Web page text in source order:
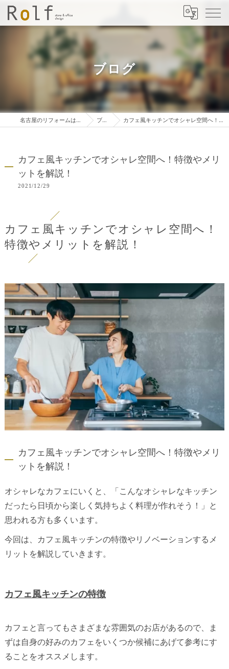
ブログ
名古屋のリフォームは株式会社ロルフ ブログ カフェ風キッチンでオシャレ空間へ！特徴やメリットを解説！
カフェ風キッチンでオシャレ空間へ！特徴やメリ
ットを解説！
2021/12/29
カフェ風キッチンでオシャレ空間へ！
特徴やメリットを解説！
カフェ風キッチンでオシャレ空間へ！特徴やメリ
ットを解説！
オシャレなカフェにいくと、「こんなオシャレなキッチン
だったら日頃から楽しく気持ちよく料理が作れそう！」と
思われる方も多くいます。
今回は、カフェ風キッチンの特徴やリノベーションするメ
リットを解説していきます。
カフェ風キッチンの特徴
カフェと言ってもさまざまな雰囲気のお店があるので、ま
ずは自身の好みのカフェをいくつか候補にあげて参考にす
ることをオススメします。